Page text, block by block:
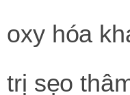
oxy hóa
trị sẹo